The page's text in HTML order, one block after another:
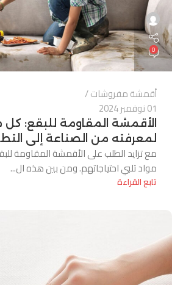
0
أقمشة مفروشات
01 نوفمبر 2024
الأقمشة المقاومة للبقع: كل
لمعرفته من الصناعة إلى
مع تزايد الطلب على الأقمشة المقاومة
مواد تلبي احتياجاتهم. ومن بين هذه ال...
تابع القراءة